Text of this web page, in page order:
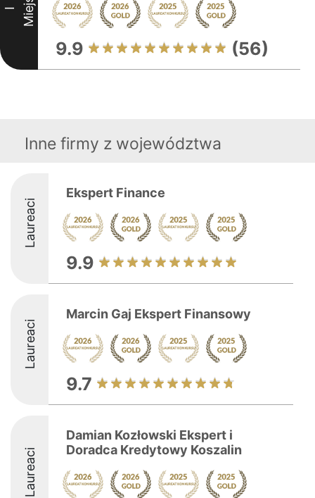
I
9.9 (56)
Inne firmy z województwa
Laureaci
Ekspert Finance
9.9
Laureaci
Marcin Gaj Ekspert Finansowy
9.7
Laureaci
Damian Kozłowski Ekspert i
Doradca Kredytowy Koszalin